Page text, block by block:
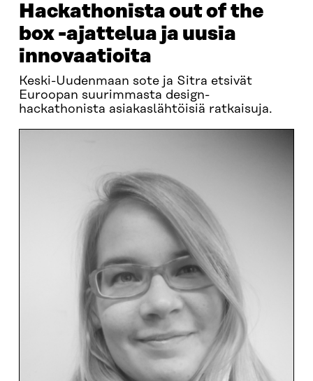
Hackathonista out of the
box -ajattelua ja uusia
innovaatioita
Keski-Uudenmaan sote ja Sitra etsivät
Euroopan suurimmasta design-
hackathonista asiakaslähtöisiä ratkaisuja.